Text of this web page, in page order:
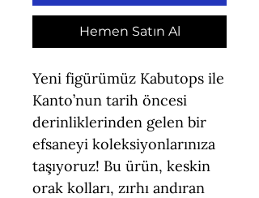
Hemen Satın Al
Yeni figürümüz Kabutops ile
Kanto’nun tarih öncesi
derinliklerinden gelen bir
efsaneyi koleksiyonlarınıza
taşıyoruz! Bu ürün, keskin
orak kolları, zırhı andıran